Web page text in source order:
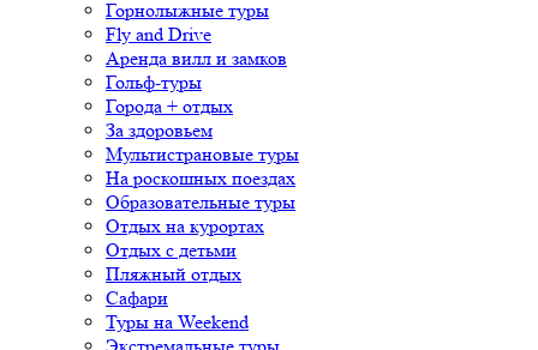
Горнолыжные туры
Fly and Drive
Аренда вилл и замков
Гольф-туры
Города + отдых
За здоровьем
Мультистрановые туры
На роскошных поездах
Образовательные туры
Отдых на курортах
Отдых с детьми
Пляжный отдых
Сафари
Туры на Weekend
Экстремальные туры